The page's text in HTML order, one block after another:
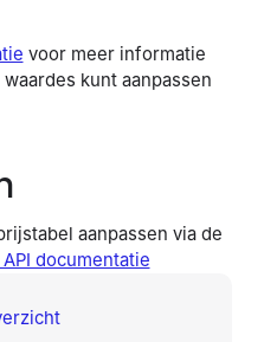
voor meer informatie
kunt aanpassen
aanpassen via de
documentatie